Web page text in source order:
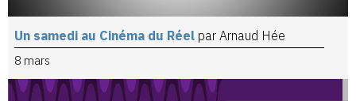
Un samedi au Cinéma du Réel par Arnaud Hée
8 mars